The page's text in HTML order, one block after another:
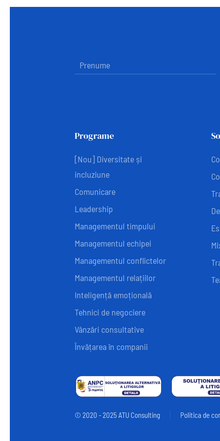
Programe
[Nou] Diversitate și
incluziune
Comunicare
Leadership
Managementul timpului
Managementul echipei
Managementul conflictelor
Managementul relațiilor
Inteligență emoțională
Tehnici de negociere
Vânzări consultative
Învățarea în companii
© 2020 - 2025 ATU Consulting Politica de